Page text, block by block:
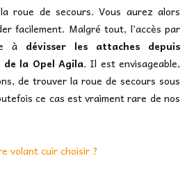
la roue de secours. Vous aurez alors
facilement. Malgré tout, l’accès par
à dévisser les attaches depuis
la Opel Agila. Il est envisageable,
de trouver la roue de secours sous
ce cas est vraiment rare de nos
volant cuir choisir ?